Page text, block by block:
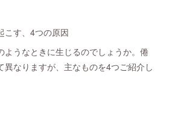
こす、4つの原因
ようなときに生じるのでしょうか。倦
異なりますが、主なものを4つご紹介し